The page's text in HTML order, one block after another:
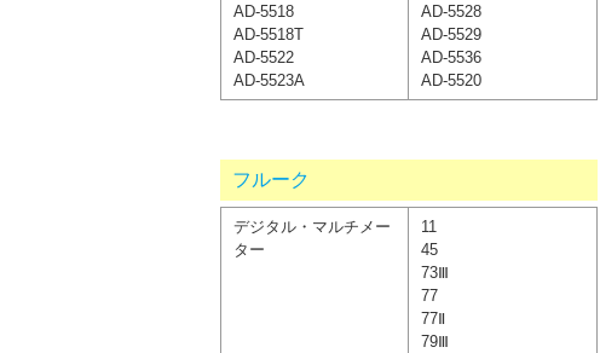
AD-5518
AD-5518T
AD-5522
AD-5523A
AD-5528
AD-5529
AD-5536
AD-5520
フルーク
デジタル・マルチメー
ター
11
45
73Ⅲ
77
77Ⅱ
79Ⅲ